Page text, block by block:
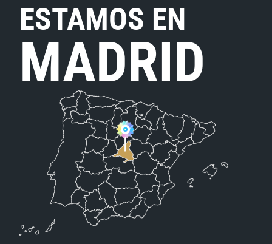
ESTAMOS EN
MADRID